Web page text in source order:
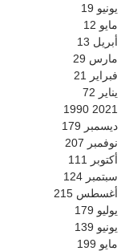
يونيو 19
مايو 12
أبريل 13
مارس 29
فبراير
21
يناير 72
2021
1990
ديسمبر 179
نوفمبر 207
أكتوبر
111
سبتمبر 124
أغسطس 215
يوليو 179
يونيو 139
مايو 199